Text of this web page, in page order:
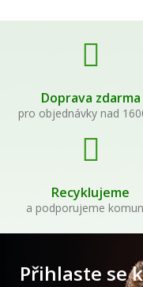
Doprava zdarma
pro objednávky nad
Recyklujeme
a podporujeme
Přihlaste se